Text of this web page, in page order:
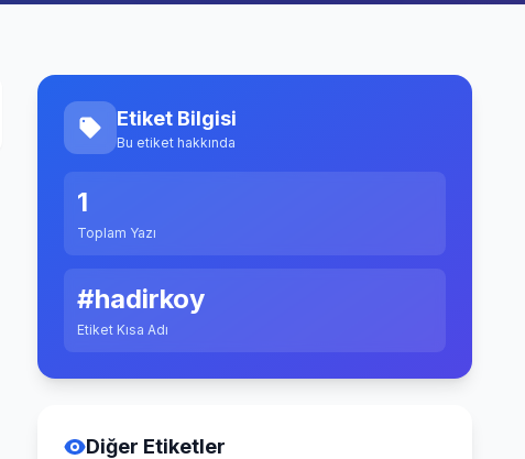
Etiket Bilgisi
Bu etiket hakkında
1
Toplam Yazı
#hadirkoy
Etiket Kısa Adı
Diğer Etiketler